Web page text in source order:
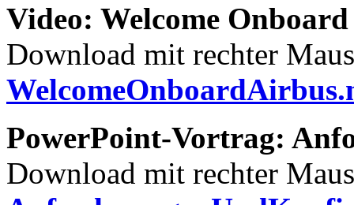
Video: Welcome
Download mit rechter
PowerPoint-Vortrag:
Download mit rechter